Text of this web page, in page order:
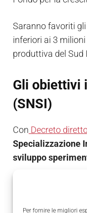
Per fornire le migliori
Saranno favoriti
inferiori ai 3
produttiva del Sud
Gli obiettivi
(SNSI)
Con Decreto
Specializzazione
sviluppo
Le attività di
servizi o al